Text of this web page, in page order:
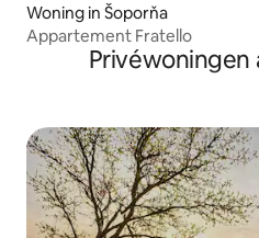
Woning in Šoporňa
Appartement Fratello
Privéwoningen